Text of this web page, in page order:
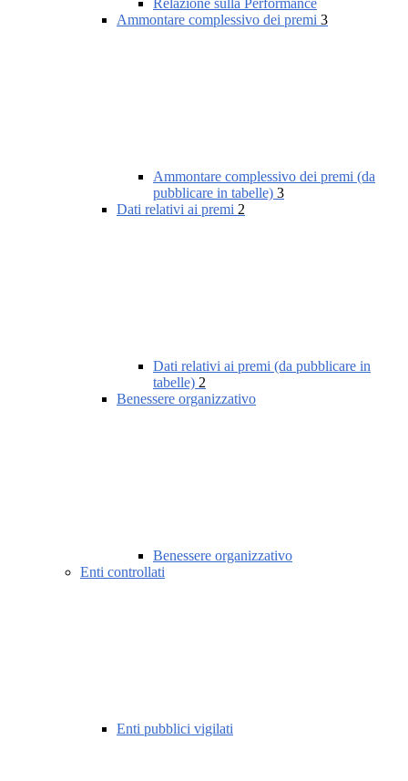
Relazione sulla Performance
Ammontare complessivo dei premi 3
Ammontare complessivo dei premi (da
pubblicare in tabelle) 3
Dati relativi ai premi 2
Dati relativi ai premi (da pubblicare in
tabelle) 2
Benessere organizzativo
Benessere organizzativo
Enti controllati
Enti pubblici vigilati